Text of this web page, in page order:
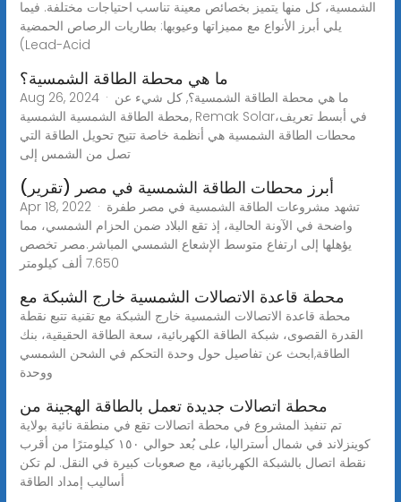
الشمسية، كل منها يتميز بخصائص معينة تناسب احتياجات مختلفة. فيما
يلي أبرز الأنواع مع مميزاتها وعيوبها: بطاريات الرصاص الحمضية
(Lead-Acid
ما هي محطة الطاقة الشمسية؟
Aug 26, 2024 · ما هي محطة الطاقة الشمسية؟, كل شيء عن
محطة الطاقة الشمسية الشمسية, Remak Solarفي أبسط تعريف،
محطات الطاقة الشمسية هي أنظمة خاصة تتيح تحويل الطاقة التي
تصل من الشمس إلى
أبرز محطات الطاقة الشمسية في مصر (تقرير)
Apr 18, 2022 · تشهد مشروعات الطاقة الشمسية في مصر طفرة
واضحة في الآونة الحالية، إذ تقع البلاد ضمن الحزام الشمسي، مما
يؤهلها إلى ارتفاع متوسط الإشعاع الشمسي المباشر.مصر تخصص
7.650 ألف كيلومتر
محطة قاعدة الاتصالات الشمسية خارج الشبكة مع
محطة قاعدة الاتصالات الشمسية خارج الشبكة مع تقنية تتبع نقطة
القدرة القصوى، شبكة الطاقة الكهربائية، سعة الطاقة الحقيقية، بنك
الطاقة,ابحث عن تفاصيل حول وحدة التحكم في الشحن الشمسي
ووحدة
محطة اتصالات جديدة تعمل بالطاقة الهجينة من
تم تنفيذ المشروع في محطة اتصالات تقع في منطقة نائية بولاية
كوينزلاند في شمال أستراليا، على بُعد حوالي ١٥٠ كيلومترًا من أقرب
نقطة اتصال بالشبكة الكهربائية، مع صعوبات كبيرة في النقل. لم تكن
أساليب إمداد الطاقة